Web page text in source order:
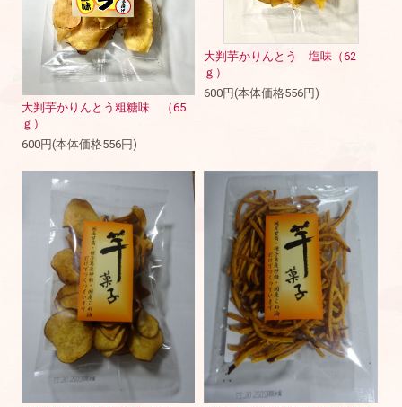
大判芋かりんとう粗糖味 （65
ｇ）
600円(本体価格556円)
大判芋かりんとう 塩味（62
ｇ）
600円(本体価格556円)